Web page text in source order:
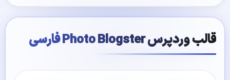
قالب وردپرس Photo Blogster فارسی